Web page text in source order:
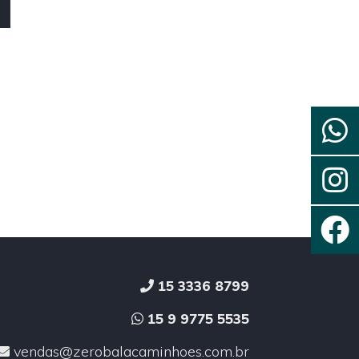
15 3336 8799
15 9 9775 5535
vendas@zerobalacaminhoes.com.br